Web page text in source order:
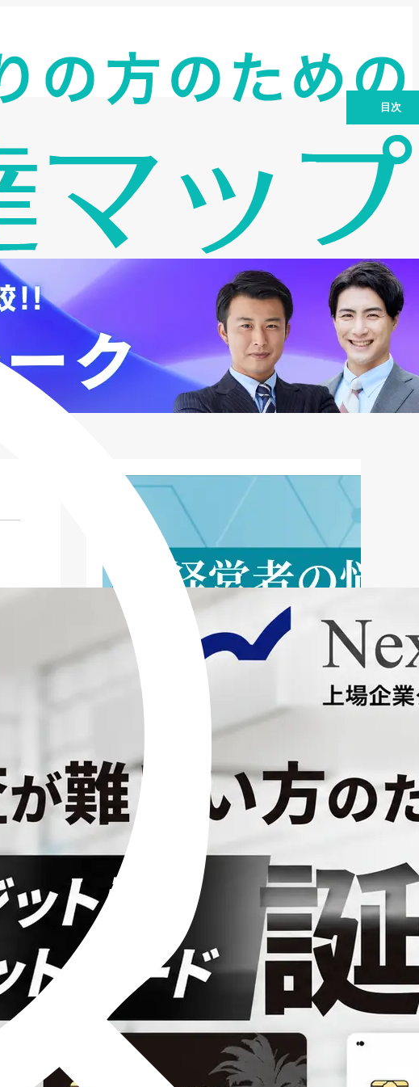
目次
ードの基本情報
Nexus Cardのメリット
Nexus Cardのデメリットと注意点｜利
用前に知っておきたいポイント
Nexus Cardの申込条件・審査基準・申
込方法
Nexus Cardを安全・便利に使うための
Nexus Cardがおすすめな人
よくある質問（FAQ）
まとめ